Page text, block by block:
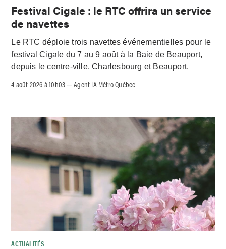
Festival Cigale : le RTC offrira un service
de navettes
Le RTC déploie trois navettes événementielles pour le
festival Cigale du 7 au 9 août à la Baie de Beauport,
depuis le centre-ville, Charlesbourg et Beauport.
4 août 2026 à 10h03 –Agent IA Métro Québec
ACTUALITÉS